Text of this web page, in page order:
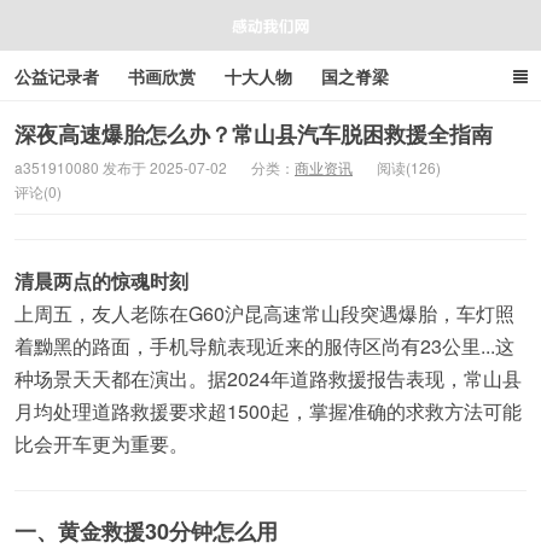
公益记录者 书画欣赏 十大人物 国之脊梁
好人好事 感人资讯 商业资讯 在线工具箱
深夜高速爆胎怎么办？常山县汽车脱困救援全指南
a351910080 发布于 2025-07-02 分类： 商业资讯
阅读(126)
评论(0)
清晨两点的惊魂时刻
上周五，友人老陈在G60沪昆高速常山段突遇爆胎，车灯照
着黝黑的路面，手机导航表现近来的服侍区尚有23公里...这
种场景天天都在演出。据2024年道路救援报告表现，常山县
月均处理道路救援要求超1500起，掌握准确的求救方法可能
比会开车更为重要。
一、黄金救援30分钟怎么用